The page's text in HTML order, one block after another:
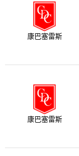
康巴塞雷斯
康巴塞雷斯